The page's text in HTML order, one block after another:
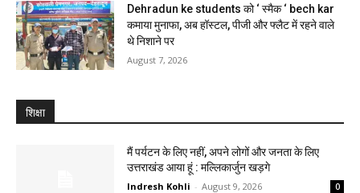
Dehradun ke students को ‘ स्मैक ‘ bech kar
कमाया मुनाफा, अब हॉस्टल, पीजी और फ्लैट में रहने वाले
थे निशाने पर
August 7, 2026
शिक्षा
मैं पर्यटन के लिए नहीं, अपने लोगों और जनता के लिए
उत्तराखंड आया हूं : मल्लिकार्जुन खड़गे
Indresh Kohli - August 9, 2026 0